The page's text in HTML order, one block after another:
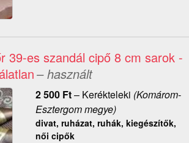
39-es szandál cipő 8 cm sarok -
– használt
2 500 Ft– Kerékteleki (Komárom-
Esztergom megye)
divat, ruházat, ruhák, kiegészítők,
női cipők